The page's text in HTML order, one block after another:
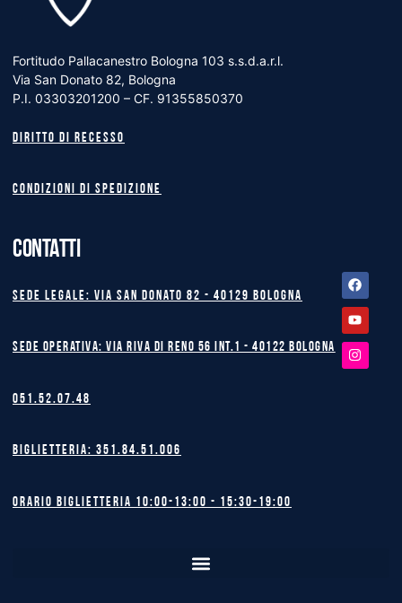
Facebook
Youtube
Instagram
Fortitudo Pallacanestro Bologna 103 s.s.d.a.r.l.
Via San Donato 82, Bologna
P.I. 03303201200 – CF. 91355850370
Diritto di recesso
Condizioni di spedizione
CONTATTI
Sede legale: Via San Donato 82 - 40129 BOLOGNA
Sede operativa: Via Riva di Reno 56 int.1 - 40122 BOLOGNA
051.52.07.48
Biglietteria: 351.84.51.006
Orario biglietteria 10:00-13:00 - 15:30-19:00